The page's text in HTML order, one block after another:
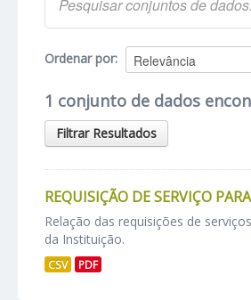
Ordenar por
1 conjunto de dados
Filtrar Resultados
REQUISIÇÃO DE SERVIÇO
Relação das requisições de
da Instituição.
CSV PDF